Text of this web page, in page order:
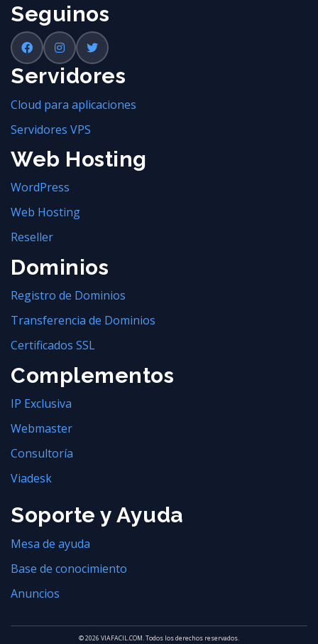
Seguinos
Servidores
Cloud para aplicaciones
Servidores VPS
Web Hosting
WordPress
Web Hosting
Reseller
Dominios
Registro de Dominios
Transferencia de Dominios
Certificados SSL
Complementos
IP Exclusiva
Webmaster
Consultoría
Viadesk
Soporte y Ayuda
Mesa de ayuda
Base de conocimiento
Anuncios
© 2026 VIAFACIL.COM. Todos los derechos reservados.